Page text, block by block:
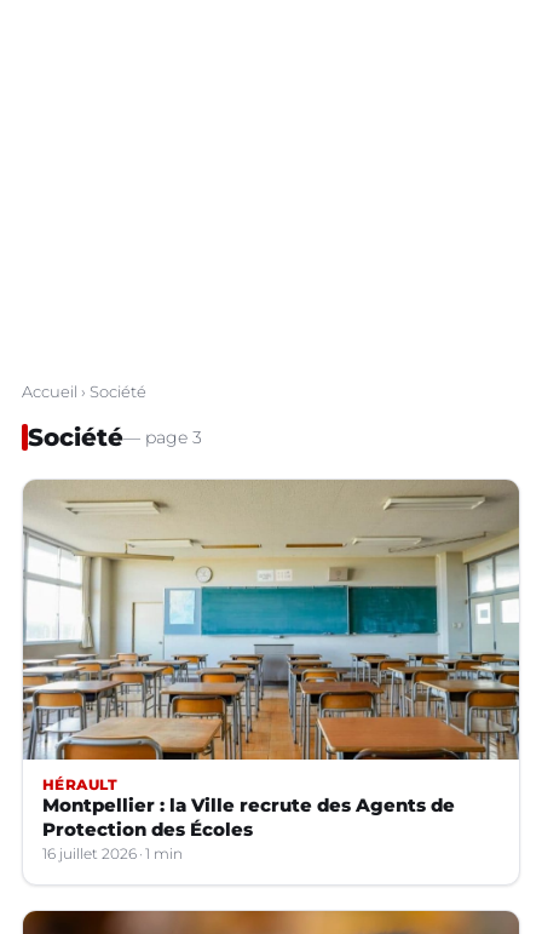
Accueil › Société
Société— page 3
HÉRAULT
Montpellier : la Ville recrute des Agents de
Protection des Écoles
16 juillet 2026 1 min